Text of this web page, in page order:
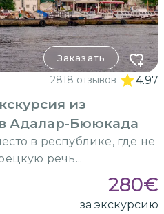
Заказать
2818 отзывов 4.97
из
Адалар-Бююкада
в республике, где не
речь...
280€
за экскурсию